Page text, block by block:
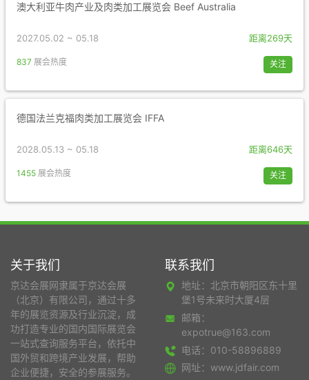
澳大利亚牛肉产业及肉类加工展览会 Beef Australia
2027.05.02 ~ 05.18 距离269天
837 展会热度 关注
德国法兰克福肉类加工展览会 IFFA
2028.05.13 ~ 05.18 距离646天
1455 展会热度 关注
关于我们
京达会展网隶属于京达会展
（北京）有限公司，通过十多
年的展览资源及行业沉淀，成
功打造专业的国内国际展览会
一站式查询服务平台，依托中
国外贸和跨境产业发展，帮助
企业便捷，安全的参展服务。
联系我们
地址：北京市朝阳区东十里
堡1号未来时大厦4层
邮箱：
expotrue@163.com
电话：010-58896889
网址：www.jdfair.com